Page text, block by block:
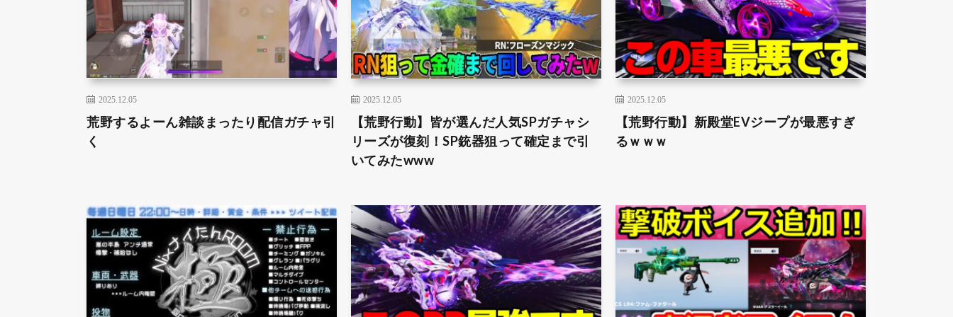
2025.12.05
荒野するよーん雑談まったり配信ガチャ引
く
2025.12.05
【荒野行動】皆が選んだ人気SPガチャシ
リーズが復刻！SP銃器狙って確定まで引
いてみたwww
2025.12.05
【荒野行動】新殿堂EVジープが最悪すぎ
るｗｗｗ